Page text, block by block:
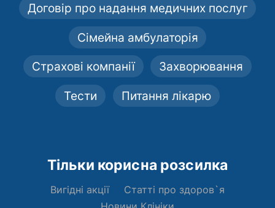
Договір про надання медичних послуг
Сімейна амбулаторія
Страхові компанії Захворювання
Тести Питання лікарю
Тільки корисна розсилка
Вигідні акції
Статті про здоров`я